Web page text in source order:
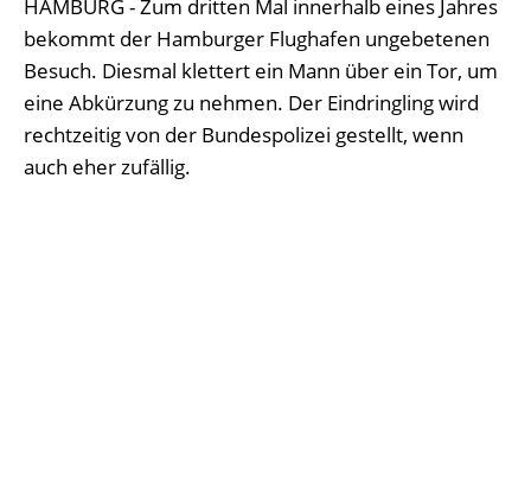
HAMBURG - Zum dritten Mal innerhalb eines Jahres
bekommt der Hamburger Flughafen ungebetenen
Besuch. Diesmal klettert ein Mann über ein Tor, um
eine Abkürzung zu nehmen. Der Eindringling wird
rechtzeitig von der Bundespolizei gestellt, wenn
auch eher zufällig.